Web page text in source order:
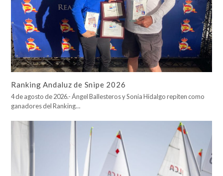
Ranking Andaluz de Snipe 2026
4 de agosto de 2026.- Ángel Ballesteros y Sonia Hidalgo repiten como
ganadores del Ranking…